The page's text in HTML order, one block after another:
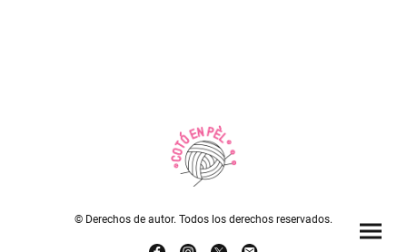
© Derechos de autor. Todos los derechos reservados.